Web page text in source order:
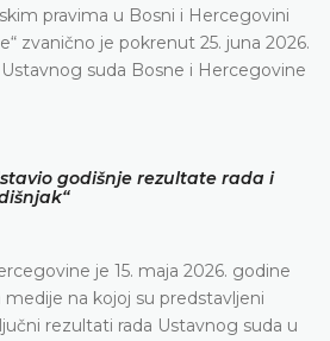
pravima u Bosni i Hercegovini
zvanično je pokrenut 25. juna 2026.
suda Bosne i Hercegovine
godišnje rezultate rada i
je 15. maja 2026. godine
na kojoj su predstavljeni
rezultati rada Ustavnog suda u